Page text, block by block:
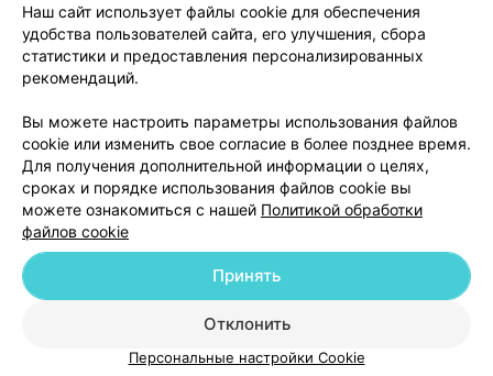
Вакансии
Партнеры
Написать руководителю 103.by
Обработка персональных данных
© 2026 ООО «Артокс Лаб», УНП 191700409
| 220012, Республика Беларусь,
Служба поддержки +375 291212755
Наш сайт использует файлы cookie для обеспечения
удобства пользователей сайта, его улучшения, сбора
статистики и предоставления персонализированных
рекомендаций.
Вы можете настроить параметры использования файлов
cookie или изменить свое согласие в более позднее время.
Для получения дополнительной информации о целях,
сроках и порядке использования файлов cookie вы
можете ознакомиться с нашей Политикой обработки
файлов cookie
Отклонить
Принять
Персональные настройки Cookie